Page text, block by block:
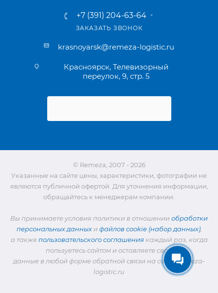
+7 (391) 204-63-64
ЗАКАЗАТЬ ЗВОНОК
krasnoyarsk@remeza-logistic.ru
Красноярск, Телевизорный
переулок, 9, стр. 5
© Remeza, 2007 - 2026
Указанные на сайте цены, характеристики, фотографии не
являются публичной офертой. Для уточнения информации,
обращайтесь к менеджерам компании.
Вы принимаете условия политики в отношении обработки
персональных данныхи файлов cookie (набор данных),
а также пользовательского соглашениякаждый раз, когда
пользуетесь сайтом и оставляете свои
данные в любой форме обратной связи на сайте remeza-
logistic.ru